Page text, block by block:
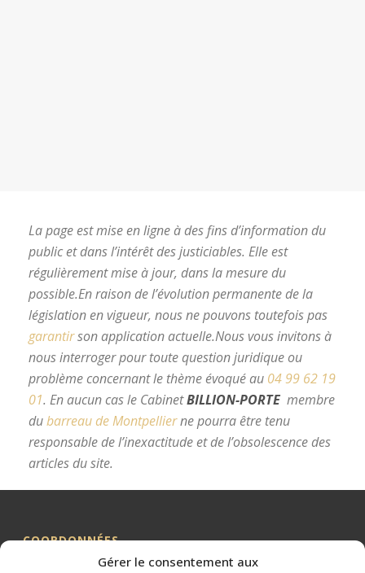
Gérer le consentement aux
La page est mise en ligne à des fins d’information du
public et dans l’intérêt des justiciables. Elle est
régulièrement mise à jour, dans la mesure du
possible.En raison de l’évolution permanente de la
législation en vigueur, nous ne pouvons toutefois pas
garantirson application actuelle.Nous vous invitons à
nous interroger pour toute question juridique ou
problème concernant le thème évoqué au 04 99 62 19
01. En aucun cas le CabinetBILLION-PORTE membre
dubarreau de Montpellierne pourra être tenu
responsable de l’inexactitude et de l’obsolescence des
articles du site.
COORDONNÉES
Me BILLION-PORTE